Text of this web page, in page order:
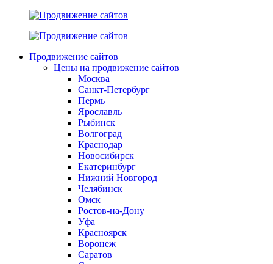
Продвижение сайтов
Цены на продвижение сайтов
Москва
Санкт-Петербург
Пермь
Ярославль
Рыбинск
Волгоград
Краснодар
Новосибирск
Екатеринбург
Нижний Новгород
Челябинск
Омск
Ростов-на-Дону
Уфа
Красноярск
Воронеж
Саратов